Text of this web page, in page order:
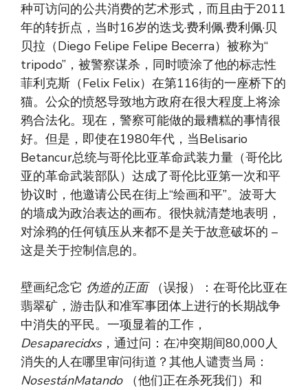
种可访问的公共消费的艺术形式，而且由于2011
年的转折点，当时16岁的迭戈·费利佩·费利佩·贝
贝拉（Diego Felipe Felipe Becerra）被称为“
tripodo”，被警察谋杀，同时喷涂了他的标志性
菲利克斯（Felix Felix）在第116街的一座桥下的
猫。公众的愤怒导致地方政府在很大程度上将涂
鸦合法化。现在，警察可能做的最糟糕的事情很
好。但是，即使在1980年代，当Belisario
Betancur总统与哥伦比亚革命武装力量（哥伦比
亚的革命武装部队）达成了哥伦比亚第一次和平
协议时，他邀请公民在街上“绘画和平”。波哥大
的墙成为政治表达的画布。很快就清楚地表明，
对涂鸦的任何镇压从来都不是关于故意破坏的 –
这是关于控制信息的。
壁画纪念它 伪造的正面（误报）：在哥伦比亚在
翡翠矿，游击队和准军事团体上进行的长期战争
中消失的平民。一项显着的工作，
Desaparecidxs，通过问：在冲突期间80,000人
消失的人在哪里审问街道？其他人谴责当局：
NosestánMatando（他们正在杀死我们）和